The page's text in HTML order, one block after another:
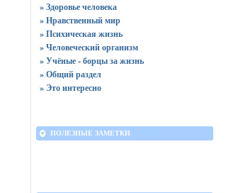
» Здоровье человека
» Нравственный мир
» Психическая жизнь
» Человеческий организм
» Учёные - борцы за жизнь
» Общий раздел
» Это интересно
ПОЛЕЗНЫЕ ЗАМЕТКИ